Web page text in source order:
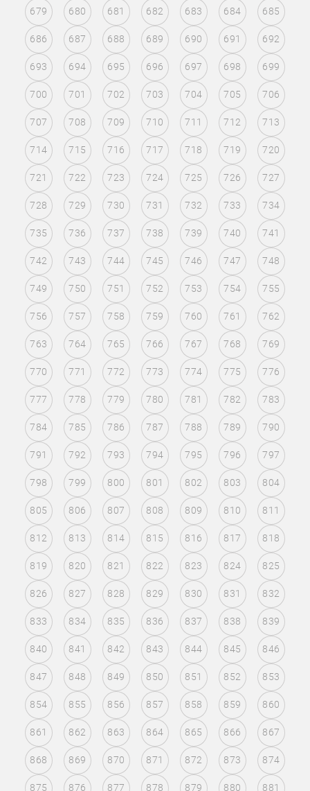
679 680 681 682 683 684 685
686 687 688 689 690 691 692
693 694 695 696 697 698 699
700 701 702 703 704 705 706
707 708 709 710 711 712 713
714 715 716 717 718 719 720
721 722 723 724 725 726 727
728 729 730 731 732 733 734
735 736 737 738 739 740 741
742 743 744 745 746 747 748
749 750 751 752 753 754 755
756 757 758 759 760 761 762
763 764 765 766 767 768 769
770 771 772 773 774 775 776
777 778 779 780 781 782 783
784 785 786 787 788 789 790
791 792 793 794 795 796 797
798 799 800 801 802 803 804
805 806 807 808 809 810 811
812 813 814 815 816 817 818
819 820 821 822 823 824 825
826 827 828 829 830 831 832
833 834 835 836 837 838 839
840 841 842 843 844 845 846
847 848 849 850 851 852 853
854 855 856 857 858 859 860
861 862 863 864 865 866 867
868 869 870 871 872 873 874
875 876 877 878 879 880 881